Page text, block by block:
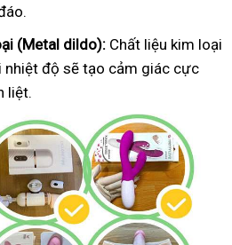
(Metal dildo): Chất liệu kim loại
nhiệt độ sẽ tạo cảm giác cực
liệt.